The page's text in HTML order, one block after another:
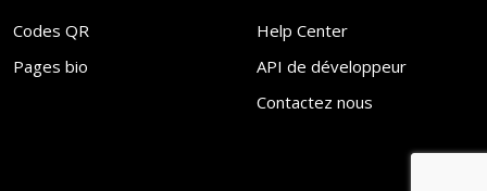
Codes QR
Pages bio
Help Center
API de développeur
Contactez nous